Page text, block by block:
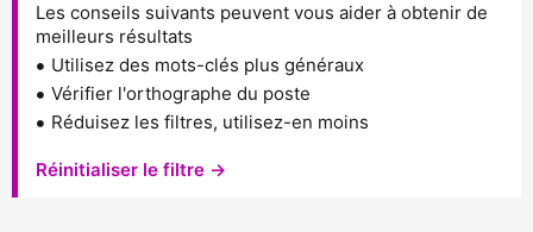
Les conseils suivants peuvent vous aider à obtenir de
meilleurs résultats
Utilisez des mots-clés plus généraux
Vérifier l'orthographe du poste
Réduisez les filtres, utilisez-en moins
Réinitialiser le filtre →